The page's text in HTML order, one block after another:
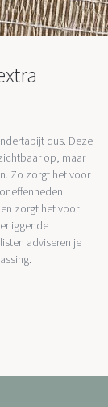
dus. Deze
op, maar
Zo zorgt het voor
zorgt het voor
adviseren je